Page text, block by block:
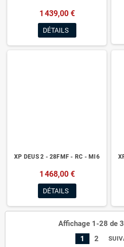
1 439,00 €
DÉTAILS
XP DEUS 2 - 28FMF - RC - MI6
1 468,00 €
DÉTAILS
Affichage 1-28 de
1
2